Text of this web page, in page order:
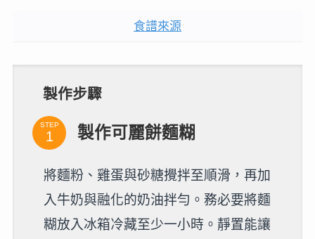
食譜來源
製作步驟
STEP 製作可麗餅麵糊
將麵粉、雞蛋與砂糖攪拌至順滑，再加
入牛奶與融化的奶油拌勻。務必要將麵
糊放入冰箱冷藏至少一小時。靜置能讓